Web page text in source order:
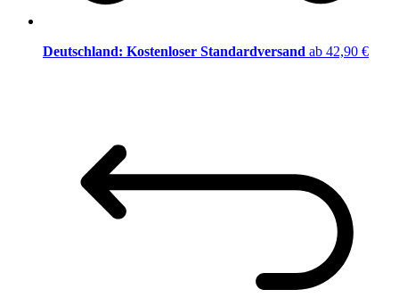
Deutschland: Kostenloser Standardversand ab 42,90 €